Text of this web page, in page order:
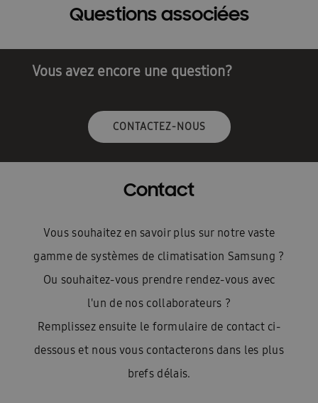
Questions associées
Vous avez encore une question?
CONTACTEZ-NOUS
Contact
Vous souhaitez en savoir plus sur notre vaste
gamme de systèmes de climatisation Samsung ?
Ou souhaitez-vous prendre rendez-vous avec
l'un de nos collaborateurs ?
Remplissez ensuite le formulaire de contact ci-
dessous et nous vous contacterons dans les plus
brefs délais.